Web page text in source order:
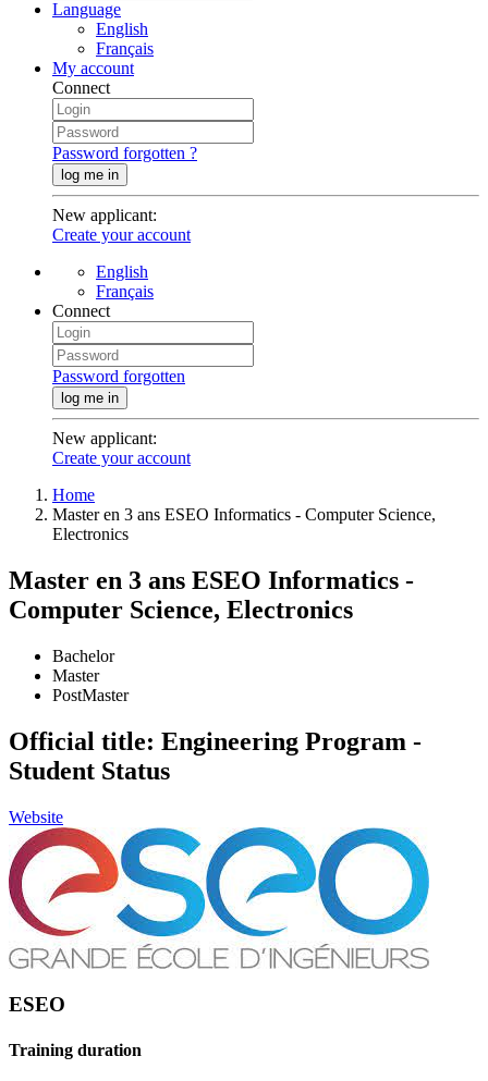
Language
English
Français
My account
Connect
Password forgotten ?
log me in
New applicant:
Create your account
English
Français
Connect
Password forgotten
log me in
New applicant:
Create your account
Home
Master en 3 ans ESEO Informatics - Computer Science,
Electronics
Master en 3 ans ESEO Informatics -
Computer Science, Electronics
Bachelor
Master
PostMaster
Official title: Engineering Program -
Student Status
Website
ESEO
Training duration